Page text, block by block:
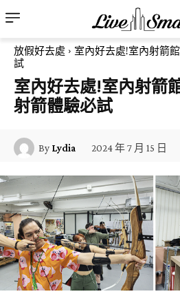
放假好去處
室內好去處!室內射箭
試
室內好去處!室內射箭
射箭體驗必試
By Lydia 2024 年 7 月 15 日